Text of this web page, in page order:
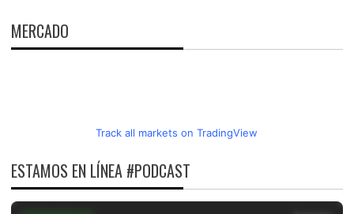
MERCADO
Track all markets on TradingView
ESTAMOS EN LÍNEA #PODCAST